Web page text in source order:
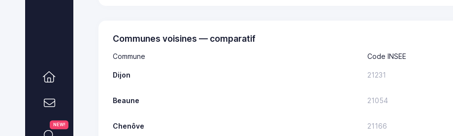
NEW!
Communes voisines — comparatif
Commune Code INSEE
Dijon 21231
Beaune 21054
Chenôve 21166